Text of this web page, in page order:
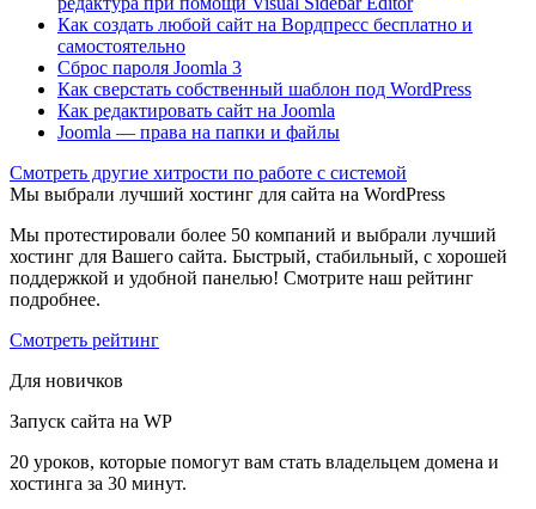
Как создать любой сайт на Вордпресс бесплатно и
самостоятельно
Сброс пароля Joomla 3
Как сверстать собственный шаблон под WordPress
Как редактировать сайт на Joomla
Joomla — права на папки и файлы
Cмотреть другие хитрости по работе с системой
Мы выбрали лучший хостинг для сайта на WordPress
Мы протестировали более 50 компаний и выбрали лучший
хостинг для Вашего сайта. Быстрый, стабильный, с хорошей
поддержкой и удобной панелью! Смотрите наш рейтинг
подробнее.
Смотреть рейтинг
Для новичков
Запуск сайта на WP
20 уроков, которые помогут вам стать владельцем домена и
хостинга за 30 минут.